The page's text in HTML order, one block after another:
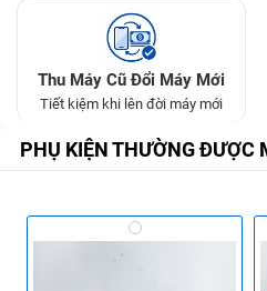
Thu Máy Cũ Đổi Máy Mới
Tiết kiệm khi lên đời máy mới
PHỤ KIỆN THƯỜNG ĐƯỢC